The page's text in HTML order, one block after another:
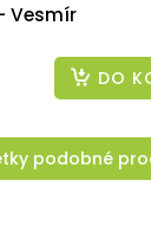
Vesmír
DO
podobné